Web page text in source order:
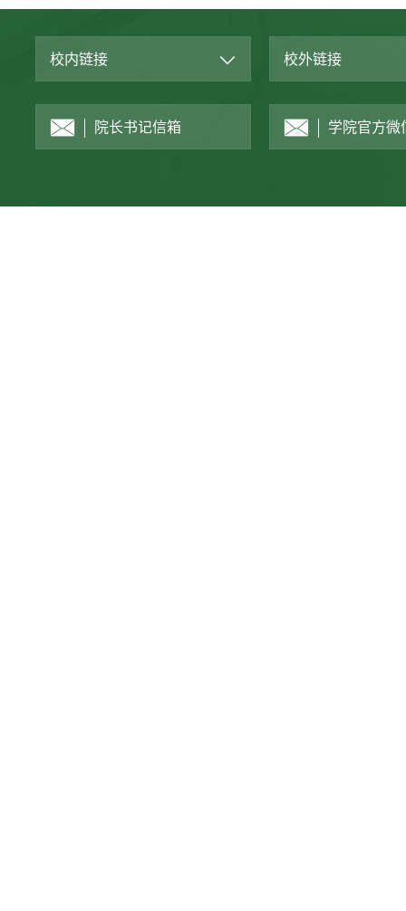
校内链接 校外链接
院长书记信箱 学院官方微